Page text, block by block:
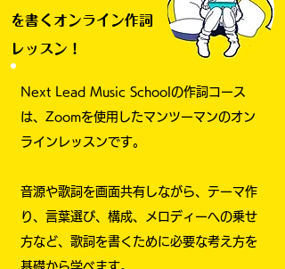
を書くオンライン作詞
レッスン！
Next Lead Music Schoolの作詞コース
は、Zoomを使用したマンツーマンのオン
ラインレッスンです。
音源や歌詞を画面共有しながら、テーマ作
り、言葉選び、構成、メロディーへの乗せ
方など、歌詞を書くために必要な考え方を
基礎から学べます。